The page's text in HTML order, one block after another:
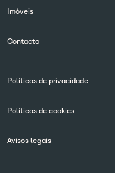
Imóveis
Contacto
Políticas de privacidade
Políticas de cookies
Avisos legais